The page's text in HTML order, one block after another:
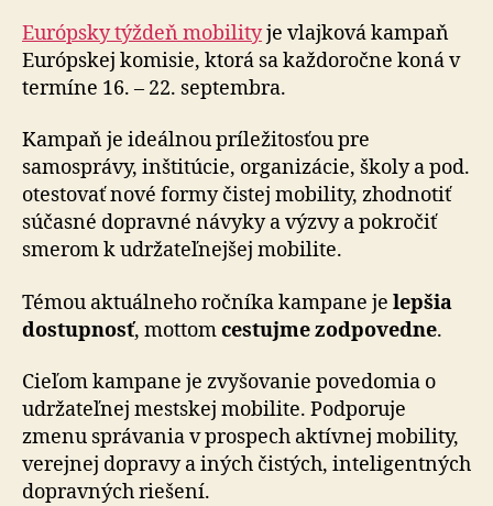
Európsky týždeň mobilityje vlajková kampaň
Európskej komisie, ktorá sa každoročne koná v
termíne 16. – 22. septembra.
Kampaň je ideálnou príležitosťou pre
samosprávy, inštitúcie, organizácie, školy a pod.
otestovať nové formy čistej mobility, zhodnotiť
súčasné dopravné návyky a výzvy a pokročiť
smerom k udržateľnejšej mobilite.
Témou aktuálneho ročníka kampane je lepšia
dostupnosť, mottomcestujme zodpovedne.
Cieľom kampane je zvyšovanie povedomia o
udržateľnej mestskej mobilite. Podporuje
zmenu správania v prospech aktívnej mobility,
verejnej dopravy a iných čistých, inteligentných
dopravných riešení.